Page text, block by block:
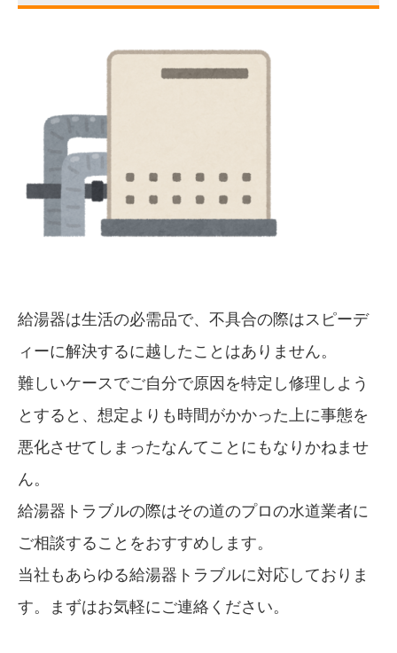
給湯器は生活の必需品で、不具合の際はスピーデ
ィーに解決するに越したことはありません。
難しいケースでご自分で原因を特定し修理しよう
とすると、想定よりも時間がかかった上に事態を
悪化させてしまったなんてことにもなりかねませ
ん。
給湯器トラブルの際はその道のプロの水道業者に
ご相談することをおすすめします。
当社もあらゆる給湯器トラブルに対応しておりま
す。まずはお気軽にご連絡ください。